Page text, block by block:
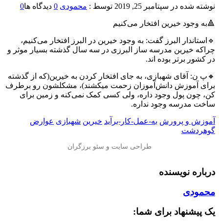
نوشته شده در سپتامبر 25, 2019 توسط : محمودی 0 دیدگاه ها0
🔺به وجود خیرین افتخار می‌کنیم
🔹استاندار البرز گفت: به وجود خیرین در البرز افتخار می‌کنیم،
چراکه خیرین مدرسه ساز البرزی در سه سال گذشته بسیار موثر و
در کشور برتر بوده اند.
🔸پ ن: آقای شهبازی، به جای افتخار کردن به خیرین(که از گذشته
برای آموزش دانش‌آموزان زحمت میکشند)، مشکلشون رو برطرف
کن، چون پول وجود داره، ولی کسی کمک نمی‌کنه و زمین برای
ساخت مدرسه وجود نداره.
آموزش و پرورش به-عمل-کار-برآید خیرین شهبازی عوارض
گوهردشت
درباره نویسنده
محمودی
یک پیشنهاد برای شما: